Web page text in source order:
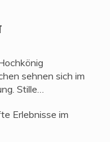
sehnen sich im
Stille…